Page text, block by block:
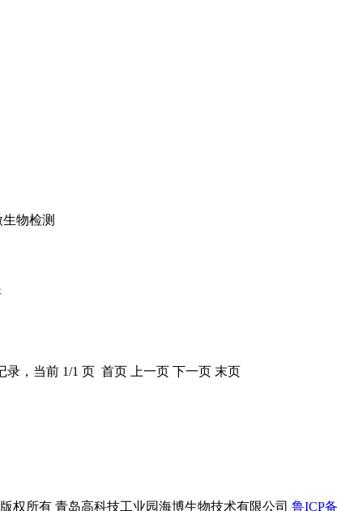
物检测
录，当前 1/1 页 首页 上一页 下一页 末页
权所有 青岛高科技工业园海博生物技术有限公司 鲁ICP